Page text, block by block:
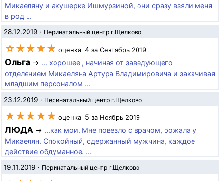
Микаеляну и акушерке Ишмурзиной, они сразу взяли меня
в род ...
28.12.2019 · Перинатальный центр г.Щелково
☆★★★★ оценка: 4 за Сентябрь 2019
Ольга → ... хорошее , начиная от заведующего
отделением Микаеляна Артура Владимировича и закачивая
младшим персоналом ...
23.12.2019 · Перинатальный центр г.Щелково
★★★★★ оценка: 5 за Ноябрь 2019
ЛЮДА → ...как мои. Мне повезло с врачом, рожала у
Микаелян. Спокойный, сдержанный мужчина, каждое
действие обдуманное. ...
19.11.2019 · Перинатальный центр г.Щелково